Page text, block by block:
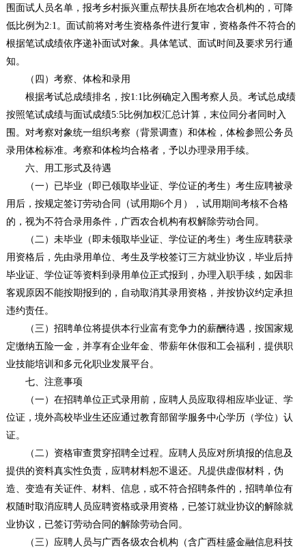
围面试人员名单，报考乡村振兴重点帮扶县所在地农合机构的，可降
低比例为2:1。面试前将对考生资格条件进行复审，资格条件不符合的
根据笔试成绩依序递补面试对象。具体笔试、面试时间及要求另行通
知。
（四）考察、体检和录用
根据考试总成绩排名，按1:1比例确定入围考察人员。考试总成绩
按照笔试成绩与面试成绩5:5比例加权汇总计算，末位同分者同时入
围。对考察对象统一组织考察（背景调查）和体检，体检参照公务员
录用体检标准。考察和体检均合格者，予以办理录用手续。
六、用工形式及待遇
（一）已毕业（即已领取毕业证、学位证的考生）考生应聘被录
用后，按规定签订劳动合同（试用期6个月），试用期间考核不合格
的，视为不符合录用条件，广西农合机构有权解除劳动合同。
（二）未毕业（即未领取毕业证、学位证的考生）考生应聘获录
用资格后，先由录用单位、考生及学校签订三方就业协议，毕业后持
毕业证、学位证等资料到录用单位正式报到，办理入职手续，如因非
客观原因不能按期报到的，自动取消其录用资格，并按协议约定承担
违约责任。
（三）招聘单位将提供本行业富有竞争力的薪酬待遇，按国家规
定缴纳五险一金，并享有企业年金、带薪年休假和工会福利，提供职
业技能培训和多元化职业发展平台。
七、注意事项
（一）在招聘单位正式录用前，应聘人员应取得相应毕业证、学
位证，境外高校毕业生还应通过教育部留学服务中心学历（学位）认
证。
（二）资格审查贯穿招聘全过程。应聘人员应对所填报的信息及
提供的资料真实性负责，应聘材料恕不退还。凡提供虚假材料，伪
造、变造有关证件、材料、信息，或不符合招聘条件的，招聘单位有
权随时取消应聘人员应聘资格或录用资格，已签订就业协议的解除就
业协议，已签订劳动合同的解除劳动合同。
（三）应聘人员与广西各级农合机构（含广西桂盛金融信息科技